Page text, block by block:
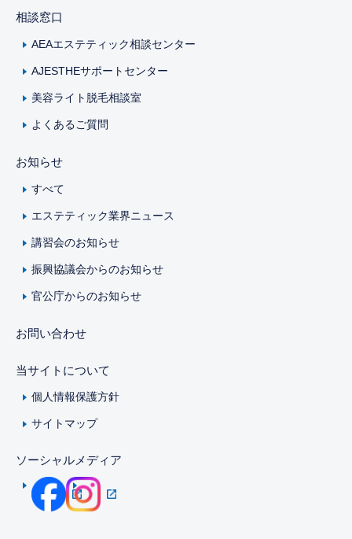
相談窓口
AEAエステティック相談センター
AJESTHEサポートセンター
美容ライト脱毛相談室
よくあるご質問
お知らせ
すべて
エステティック業界ニュース
講習会のお知らせ
振興協議会からのお知らせ
官公庁からのお知らせ
お問い合わせ
当サイトについて
個人情報保護方針
サイトマップ
ソーシャルメディア